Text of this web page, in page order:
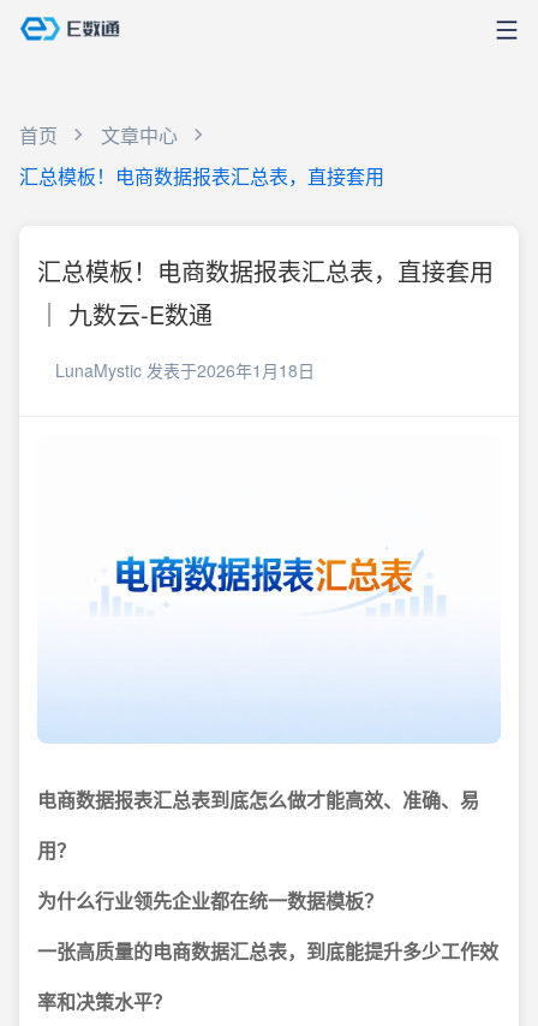
首页
文章中心
汇总模板！电商数据报表汇总表，直接套用
汇总模板！电商数据报表汇总表，直接套用
｜ 九数云-E数通
LunaMystic 发表于2026年1月18日
电商数据报表汇总表到底怎么做才能高效、准确、易
用？
为什么行业领先企业都在统一数据模板？
一张高质量的电商数据汇总表，到底能提升多少工作效
率和决策水平？